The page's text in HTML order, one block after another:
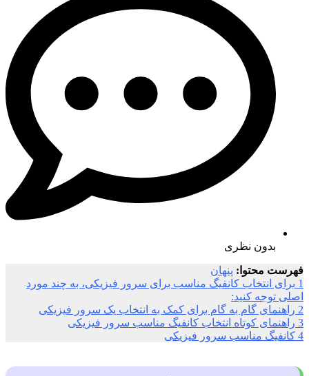
بدون نظری
فهرست محتوا: پنهان
1 برای انتخاب کانفیگ مناسب برای سرور فیزیکی، به چند مورد
اصلی توجه کنید:
2 راهنمای گام به گام برای کمک به انتخاب یک سرور فیزیکی
3 راهنمای کوتاه انتخاب کانفیگ مناسب سرور فیزیکی
4 کانفیگ مناسب سرور فیزیکی